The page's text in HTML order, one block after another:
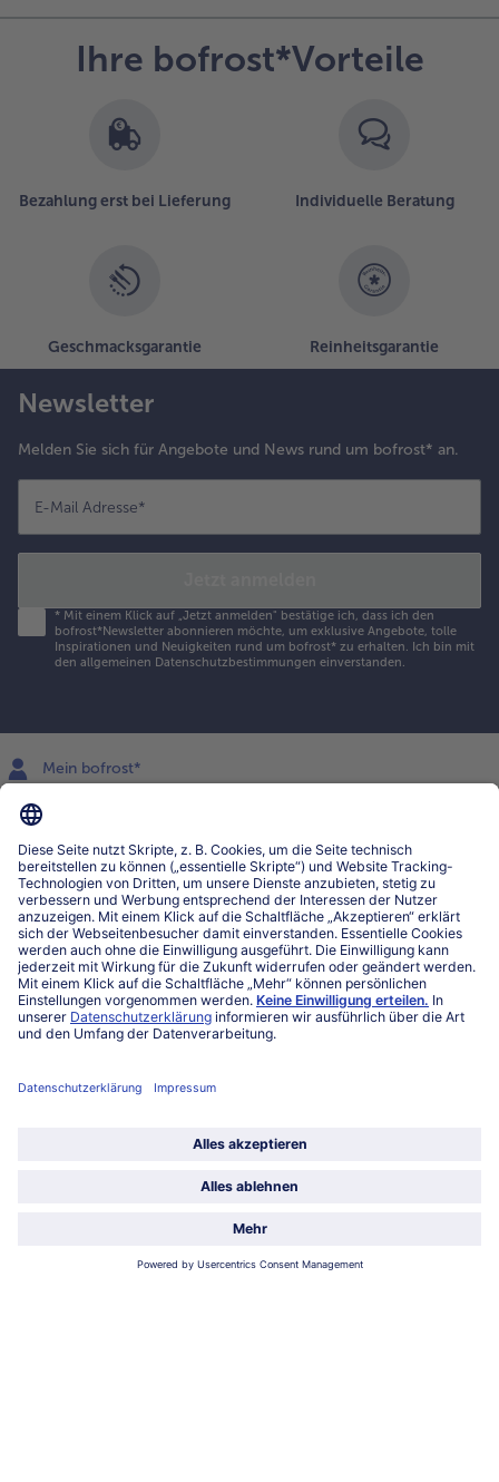
Ihre bofrost*Vorteile
Bezahlung erst bei Lieferung Individuelle Beratung
Geschmacksgarantie Reinheitsgarantie
Newsletter
Melden Sie sich für Angebote und News rund um bofrost* an.
E-Mail Adresse*
* Mit einem Klick auf „Jetzt anmelden" bestätige ich, dass ich den
bofrost*Newsletter abonnieren möchte, um exklusive Angebote, tolle
Inspirationen und Neuigkeiten rund um bofrost* zu erhalten. Ich bin mit
den allgemeinen Datenschutzbestimmungen einverstanden.
Mein bofrost*
www.bofrost.lu
027863232
Mo-Fr. von 7 bis 20 Uhr
Service
Über bofrost*